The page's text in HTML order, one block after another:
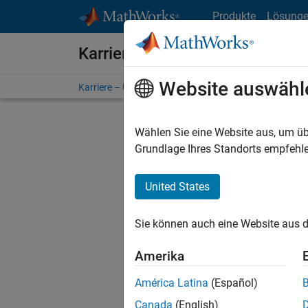
Produkte
Karriere bei MathWorks
Karriere – Übersicht Stellensuche
FILTER:
Stellen
Es
Region
Website
Wählen Sie eine Website aus, um
Grundlage Ihres Standorts
United States
Sie können auch eine Website aus
Amerika
América Latina (Español)
Canada (English)